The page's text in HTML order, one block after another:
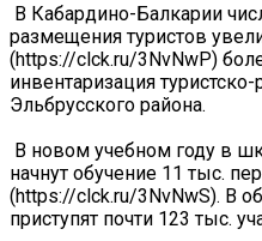
В Кабардино-Балкарии
размещения туристов
(https://clck.ru/3NvNwP)
инвентаризация
Эльбрусского района.
В новом учебном году в
начнут обучение 11 тыс.
(https://clck.ru/3NvNwS). В
приступят почти 123 тыс.